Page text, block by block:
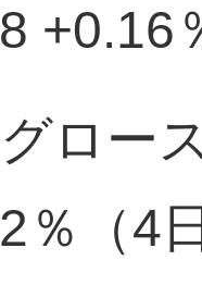
+0.16
ロー
％（4